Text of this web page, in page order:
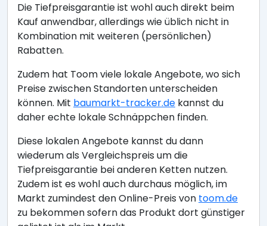
Die Tiefpreisgarantie ist wohl auch direkt beim
Kauf anwendbar, allerdings wie üblich nicht in
Kombination mit weiteren (persönlichen)
Rabatten.
Zudem hat Toom viele lokale Angebote, wo sich
Preise zwischen Standorten unterscheiden
können. Mit baumarkt-tracker.de kannst du
daher echte lokale Schnäppchen finden.
Diese lokalen Angebote kannst du dann
wiederum als Vergleichspreis um die
Tiefpreisgarantie bei anderen Ketten nutzen.
Zudem ist es wohl auch durchaus möglich, im
Markt zumindest den Online-Preis von toom.de
zu bekommen sofern das Produkt dort günstiger